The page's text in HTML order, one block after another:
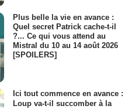
Plus belle la vie en avance :
Quel secret Patrick cache-t-il
?... Ce qui vous attend au
Mistral du 10 au 14 août 2026
[SPOILERS]
Ici tout commence en avance :
Loup va-t-il succomber à la